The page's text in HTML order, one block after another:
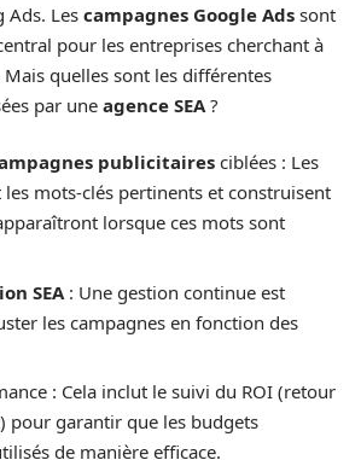
Ads. Les campagnes Google Ads sont
pour les entreprises cherchant à
quelles sont les différentes
par une agence SEA ?
publicitairesciblées : Les
mots-clés pertinents et construisent
lorsque ces mots sont
SEA : Une gestion continue est
les campagnes en fonction des
: Cela inclut le suivi du ROI (retour
pour garantir que les budgets
de manière efficace.